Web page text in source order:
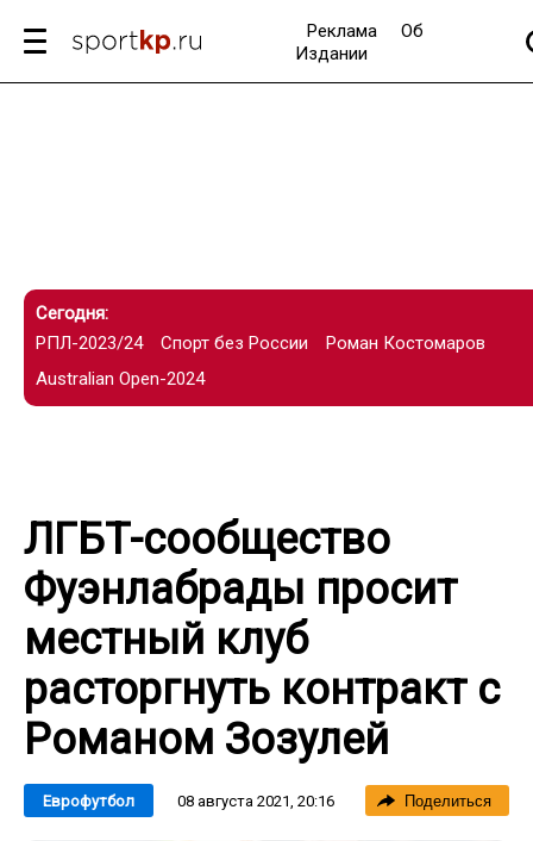
Реклама
Об
Издании
Сегодня:
РПЛ-2023/24
Спорт без России
Роман Костомаров
Australian Open-2024
ЛГБТ-сообщество
Фуэнлабрады просит
местный клуб
расторгнуть контракт с
Романом Зозулей
Еврофутбол 08 августа 2021, 20:16 Поделиться